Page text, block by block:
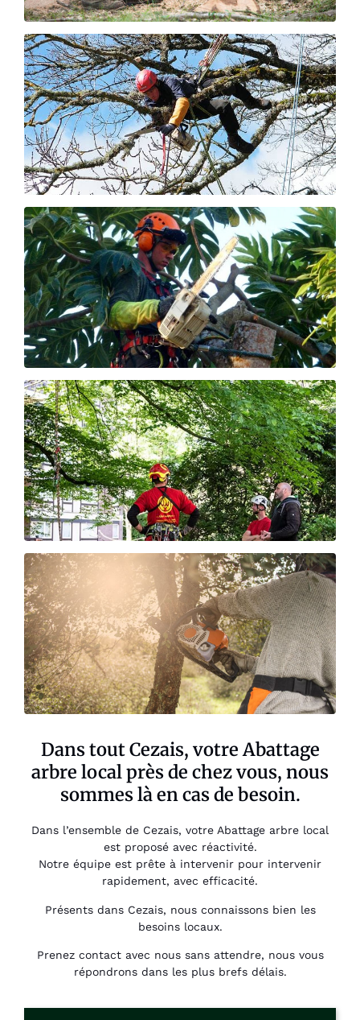
Dans tout Cezais, votre Abattage
arbre local près de chez vous, nous
sommes là en cas de besoin.
Dans l’ensemble de Cezais, votre Abattage arbre local
est proposé avec réactivité.
Notre équipe est prête à intervenir pour intervenir
rapidement, avec efficacité.
Présents dans Cezais, nous connaissons bien les
besoins locaux.
Prenez contact avec nous sans attendre, nous vous
répondrons dans les plus brefs délais.